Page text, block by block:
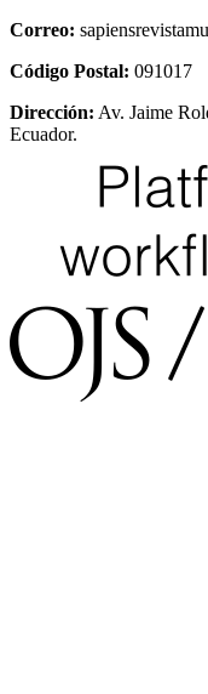
Correo:
Código Postal: 091017
Dirección: Av. Jaime
Ecuador.